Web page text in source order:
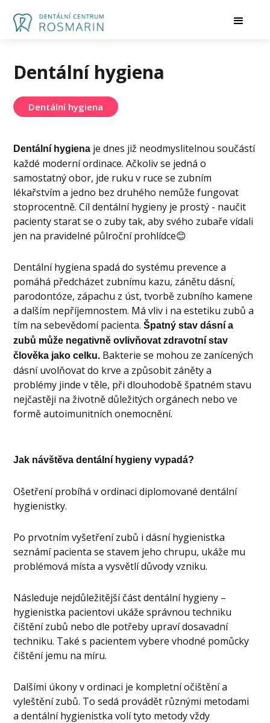
Dentální hygiena
Dentální hygiena
Dentální hygiena je dnes již neodmyslitelnou součástí
každé moderní ordinace. Ačkoliv se jedná o
samostatný obor, jde ruku v ruce se zubním
lékařstvím a jedno bez druhého nemůže fungovat
stoprocentně. Cíl dentální hygieny je prostý - naučit
pacienty starat se o zuby tak, aby svého zubaře vídali
jen na pravidelné půlroční prohlídce😊
Dentální hygiena spadá do systému prevence a
pomáhá předcházet zubnímu kazu, zánětu dásní,
parodontóze, zápachu z úst, tvorbě zubního kamene
a dalším nepříjemnostem. Má vliv i na estetiku zubů a
tím na sebevědomí pacienta.Špatný stav dásní a
zubů může negativně ovlivňovat zdravotní stav
člověka jako celku. Bakterie se mohou ze zanícených
dásní uvolňovat do krve a způsobit záněty a
problémy jinde v těle, při dlouhodobě špatném stavu
nejčastěji na životně důležitých orgánech nebo ve
formě autoimunitních onemocnění.
Jak návštěva dentální hygieny vypadá?
Ošetření probíhá v ordinaci diplomované dentální
hygienistky.
Po prvotním vyšetření zubů i dásní hygienistka
seznámí pacienta se stavem jeho chrupu, ukáže mu
problémová místa a vysvětlí důvody vzniku.
Následuje nejdůležitější část dentální hygieny –
hygienistka pacientovi ukáže správnou techniku
čištění zubů nebo dle potřeby upraví dosavadní
techniku. Také s pacientem vybere vhodné pomůcky
čištění jemu na míru.
Dalšími úkony v ordinaci je kompletní očištění a
vyleštění zubů. To sedá provádět různými metodami
a dentální hygienistka volí tyto metody vždy